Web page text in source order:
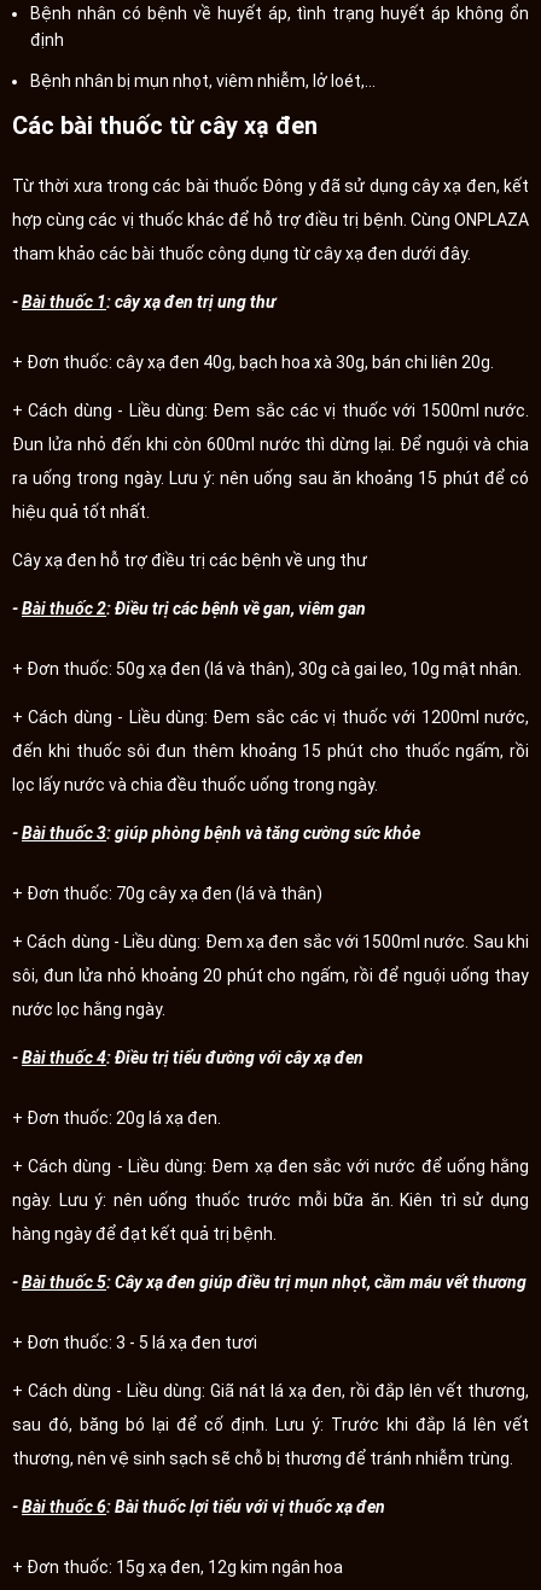
Bệnh nhân có bệnh về huyết áp, tình trạng huyết áp không ổn
định
Bệnh nhân bị mụn nhọt, viêm nhiễm, lở loét,...
Các bài thuốc từ cây xạ đen
Từ thời xưa trong các bài thuốc Đông y đã sử dụng cây xạ đen, kết
hợp cùng các vị thuốc khác để hỗ trợ điều trị bệnh. Cùng ONPLAZA
tham khảo các bài thuốc công dụng từ cây xạ đen dưới đây.
-Bài thuốc 1: cây xạ đen trị ung thư
+ Đơn thuốc: cây xạ đen 40g, bạch hoa xà 30g, bán chi liên 20g.
+ Cách dùng - Liều dùng: Đem sắc các vị thuốc với 1500ml nước.
Đun lửa nhỏ đến khi còn 600ml nước thì dừng lại. Để nguội và chia
ra uống trong ngày. Lưu ý: nên uống sau ăn khoảng 15 phút để có
hiệu quả tốt nhất.
Cây xạ đen hỗ trợ điều trị các bệnh về ung thư
-Bài thuốc 2: Điều trị các bệnh về gan, viêm gan
+ Đơn thuốc: 50g xạ đen (lá và thân), 30g cà gai leo, 10g mật nhân.
+ Cách dùng - Liều dùng: Đem sắc các vị thuốc với 1200ml nước,
đến khi thuốc sôi đun thêm khoảng 15 phút cho thuốc ngấm, rồi
lọc lấy nước và chia đều thuốc uống trong ngày.
-Bài thuốc 3: giúp phòng bệnh và tăng cường sức khỏe
+ Đơn thuốc: 70g cây xạ đen (lá và thân)
+ Cách dùng - Liều dùng: Đem xạ đen sắc với 1500ml nước. Sau khi
sôi, đun lửa nhỏ khoảng 20 phút cho ngấm, rồi để nguội uống thay
nước lọc hằng ngày.
-Bài thuốc 4: Điều trị tiểu đường với cây xạ đen
+ Đơn thuốc: 20g lá xạ đen.
+ Cách dùng - Liều dùng: Đem xạ đen sắc với nước để uống hằng
ngày. Lưu ý: nên uống thuốc trước mỗi bữa ăn. Kiên trì sử dụng
hàng ngày để đạt kết quả trị bệnh.
-Bài thuốc 5: Cây xạ đen giúp điều trị mụn nhọt, cầm máu vết thương
+ Đơn thuốc: 3 - 5 lá xạ đen tươi
+ Cách dùng - Liều dùng: Giã nát lá xạ đen, rồi đắp lên vết thương,
sau đó, băng bó lại để cố định. Lưu ý: Trước khi đắp lá lên vết
thương, nên vệ sinh sạch sẽ chỗ bị thương để tránh nhiễm trùng.
-Bài thuốc 6: Bài thuốc lợi tiểu với vị thuốc xạ đen
+ Đơn thuốc: 15g xạ đen, 12g kim ngân hoa